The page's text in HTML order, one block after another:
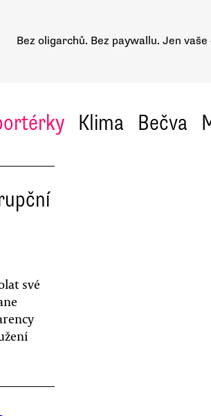
Bez oligarchů. Bez paywallu. Jen vaše
Klima Bečva
své